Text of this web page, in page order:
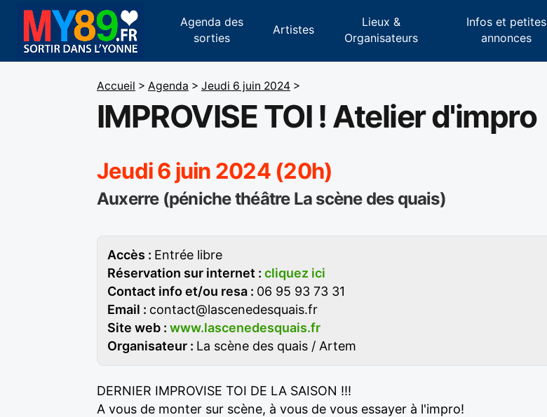
Agenda des
sorties
Artistes
Lieux &
Organisateurs
Infos et petites
annonces
Accueil > Agenda > Jeudi 6 juin 2024 >
IMPROVISE TOI ! Atelier d'impro
Jeudi 6 juin 2024 (20h)
Auxerre (péniche théâtre La scène des quais)
Accès : Entrée libre
Réservation sur internet : cliquez ici
Contact info et/ou resa : 06 95 93 73 31
Email : contact@lascenedesquais.fr
Site web : www.lascenedesquais.fr
Organisateur : La scène des quais / Artem
DERNIER IMPROVISE TOI DE LA SAISON !!!
A vous de monter sur scène, à vous de vous essayer à l'impro!